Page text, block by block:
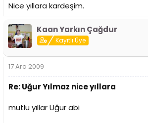
Nice yıllara kardeşim.
Kaan Yarkın Çağdur
Kayıtlı Üye
17 Ara 2009
Re: Uğur Yılmaz nice yıllara
mutlu yıllar Uğur abi